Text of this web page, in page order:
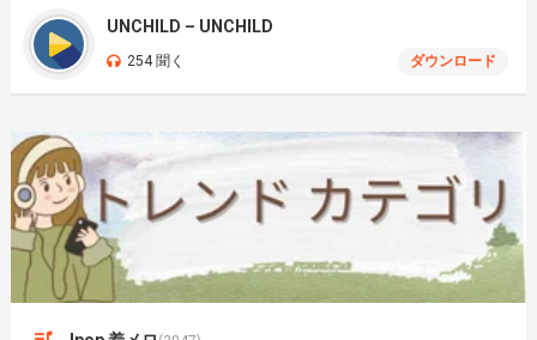
UNCHILD – UNCHILD
254 聞く ダウンロード